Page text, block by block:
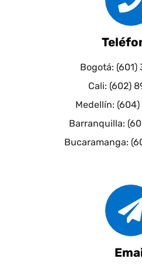
Bogotá: (601)
Cali: (602)
Medellín:
Barranquilla:
Bucaramanga: